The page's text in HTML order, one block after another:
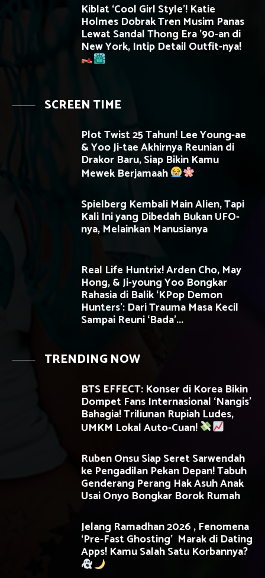
Kiblat ‘Cool Girl Style’! Katie
Holmes Dobrak Tren Musim Panas
Lewat Sandal Thong Era ’90-an di
New York, Intip Detail Outfit-nya!
SCREEN TIME
Plot Twist 25 Tahun! Lee Young-ae
& Yoo Ji-tae Akhirnya Reunian di
Drakor Baru, Siap Bikin Kamu
Mewek Berjamaah
Spielberg Kembali Main Alien, Tapi
Kali Ini yang Dibedah Bukan UFO-
nya, Melainkan Manusianya
Real Life Huntrix! Arden Cho, May
Hong, & Ji-young Yoo Bongkar
Rahasia di Balik ‘KPop Demon
Hunters’: Dari Trauma Masa Kecil
Sampai Reuni ‘Bada’...
TRENDING NOW
BTS EFFECT: Konser di Korea Bikin
Dompet Fans Internasional ‘Nangis’
Bahagia! Triliunan Rupiah Ludes,
UMKM Lokal Auto-Cuan!
Ruben Onsu Siap Seret Sarwendah
ke Pengadilan Pekan Depan! Tabuh
Genderang Perang Hak Asuh Anak
Usai Onyo Bongkar Borok Rumah
Jelang Ramadhan 2026 , Fenomena
‘Pre-Fast Ghosting’ Marak di Dating
Apps! Kamu Salah Satu Korbannya?